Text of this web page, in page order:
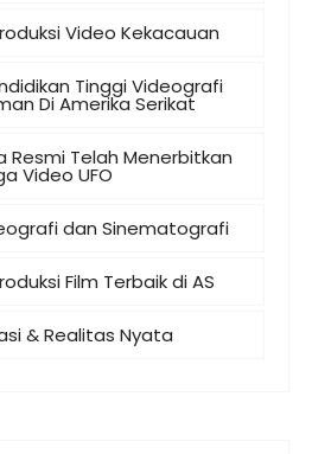
Video Kekacauan
Tinggi Videografi
Di Amerika Serikat
Resmi Telah Menerbitkan
Video UFO
dan Sinematografi
Film Terbaik di AS
& Realitas Nyata